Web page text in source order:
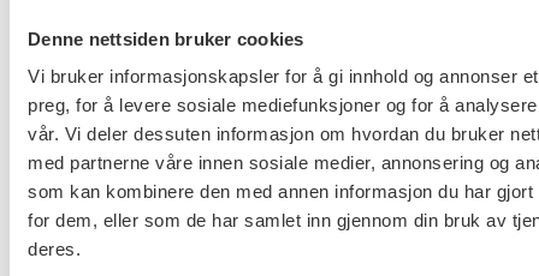
Denne nettsiden bruker cookies
Vi bruker informasjonskapsler for å gi innhold og annonser
preg, for å levere sosiale mediefunksjoner og for å
vår. Vi deler dessuten informasjon om hvordan du bruker
med partnerne våre innen sosiale medier, annonsering og
som kan kombinere den med annen informasjon du har gjort
for dem, eller som de har samlet inn gjennom din bruk av
deres.
About us (English)
FO (Fellesorganisasjonen)
Mariboes gate 13
Pb. 4693 Sofienberg
0506 OSLO
kontor@fo.no